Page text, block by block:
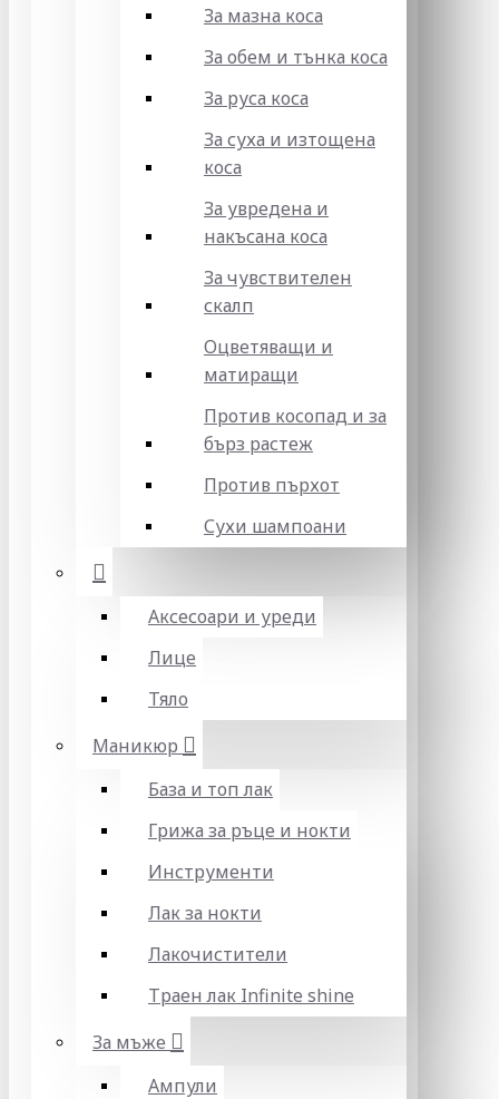
За мазна коса
За обем и тънка коса
За руса коса
За суха и изтощена
коса
За увредена и
накъсана коса
За чувствителен
скалп
Оцветяващи и
матиращи
Против косопад и за
бърз растеж
Против пърхот
Сухи шампоани
Аксесоари и уреди
Лице
Тяло
Маникюр
База и топ лак
Грижа за ръце и нокти
Инструменти
Лак за нокти
Лакочистители
Траен лак Infinite shine
За мъже
Ампули